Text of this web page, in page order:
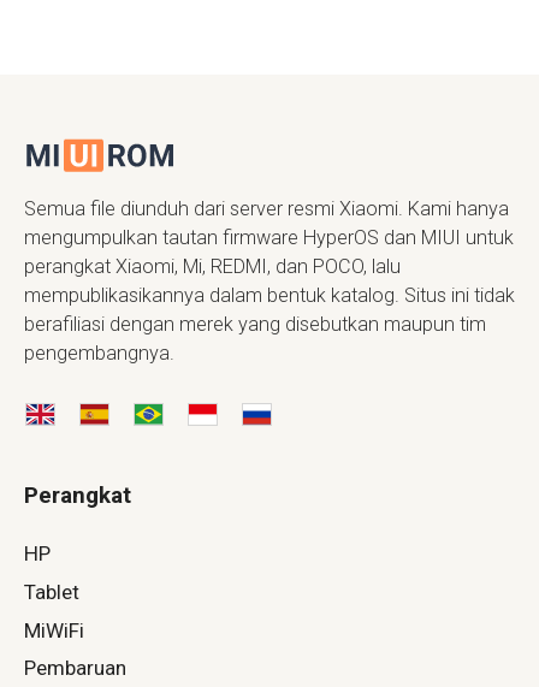
Semua file diunduh dari server resmi Xiaomi. Kami hanya
mengumpulkan tautan firmware HyperOS dan MIUI untuk
perangkat Xiaomi, Mi, REDMI, dan POCO, lalu
mempublikasikannya dalam bentuk katalog. Situs ini tidak
berafiliasi dengan merek yang disebutkan maupun tim
pengembangnya.
Perangkat
HP
Tablet
MiWiFi
Pembaruan